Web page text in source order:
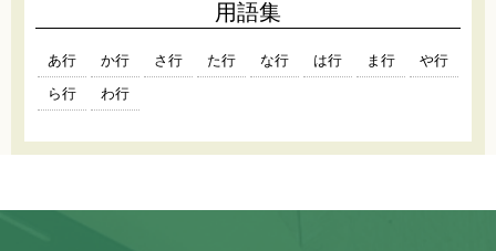
用語集
あ行 か行 さ行 た行 な行 は行 ま行
や行
ら行
わ行